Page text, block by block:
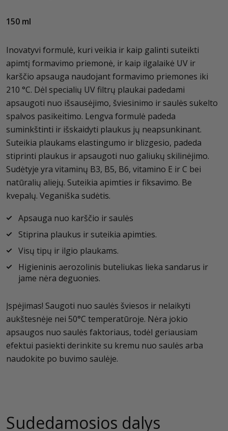
150 ml
Inovatyvi formulė, kuri veikia ir kaip galinti suteikti
apimtį formavimo priemonė, ir kaip ilgalaikė UV ir
karščio apsauga naudojant formavimo priemones iki
210 °C. Dėl specialių UV filtrų plaukai padedami
apsaugoti nuo išsausėjimo, šviesinimo ir saulės sukelto
spalvos pasikeitimo. Lengva formulė padeda
suminkštinti ir išskaidyti plaukus jų neapsunkinant.
Suteikia plaukams elastingumo ir blizgesio, padeda
stiprinti plaukus ir apsaugoti nuo galiukų skilinėjimo.
Sudėtyje yra vitaminų B3, B5, B6, vitamino E ir C bei
natūralių aliejų. Suteikia apimties ir fiksavimo. Be
kvepalų. Veganiška sudėtis.
Apsauga nuo karščio ir saulės
Stiprina plaukus ir suteikia apimties.
Visų tipų ir ilgio plaukams.
Higieninis aerozolinis buteliukas lieka sandarus ir
jame nėra deguonies.
Įspėjimas! Saugoti nuo saulės šviesos ir nelaikyti
aukštesnėje nei 50°C temperatūroje. Nėra jokio
apsaugos nuo saulės faktoriaus, todėl geriausiam
efektui pasiekti derinkite su kremu nuo saulės arba
naudokite po buvimo saulėje.
Sudedamosios dalys